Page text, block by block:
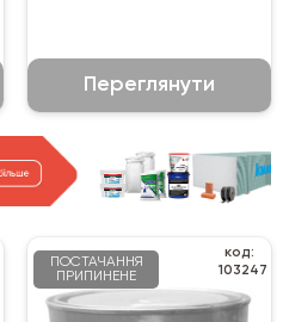
Переглянути
ПОСТАЧАННЯ
ПРИПИНЕНЕ
код:
103247